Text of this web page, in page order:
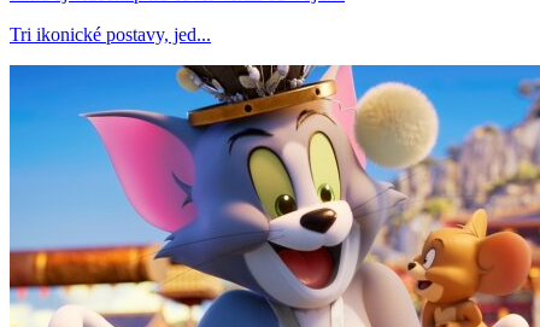
Tri ikonické postavy, jed...